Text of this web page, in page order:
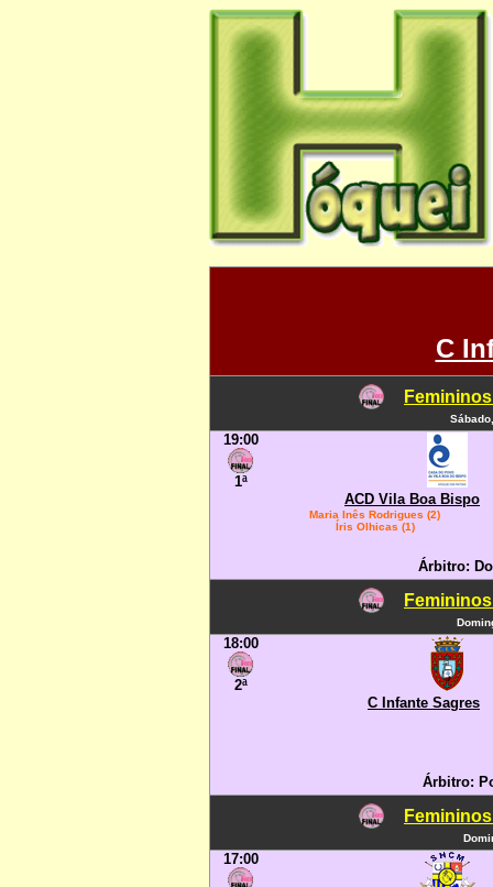
C
19:00
1ª
ACD Vila Boa Bispo
Maria Inês Rodrigues (2)
Íris Olhicas (1)
Árbitro:
18:00
2ª
C Infante Sagres
Árbitro:
17:00